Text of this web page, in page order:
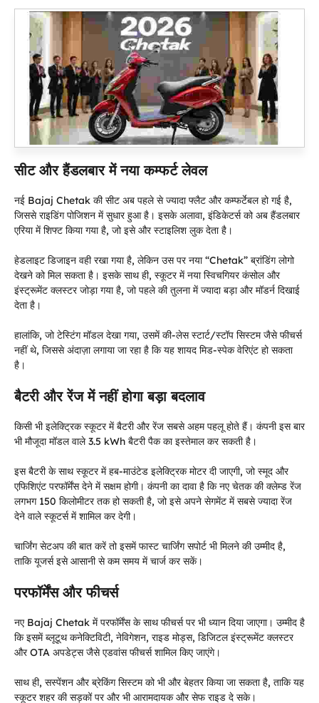
सीट और हैंडलबार में नया कम्फर्ट लेवल
नई Bajaj Chetak की सीट अब पहले से ज्यादा फ्लैट और कम्फर्टेबल हो गई है,
जिससे राइडिंग पोजिशन में सुधार हुआ है। इसके अलावा, इंडिकेटर्स को अब हैंडलबार
एरिया में शिफ्ट किया गया है, जो इसे और स्टाइलिश लुक देता है।
हेडलाइट डिजाइन वही रखा गया है, लेकिन उस पर नया “Chetak” ब्रांडिंग लोगो
देखने को मिल सकता है। इसके साथ ही, स्कूटर में नया स्विचगियर कंसोल और
इंस्ट्रूमेंट क्लस्टर जोड़ा गया है, जो पहले की तुलना में ज्यादा बड़ा और मॉडर्न दिखाई
देता है।
हालांकि, जो टेस्टिंग मॉडल देखा गया, उसमें की-लेस स्टार्ट/स्टॉप सिस्टम जैसे फीचर्स
नहीं थे, जिससे अंदाज़ा लगाया जा रहा है कि यह शायद मिड-स्पेक वेरिएंट हो सकता
है।
बैटरी और रेंज में नहीं होगा बड़ा बदलाव
किसी भी इलेक्ट्रिक स्कूटर में बैटरी और रेंज सबसे अहम पहलू होते हैं। कंपनी इस बार
भी मौजूदा मॉडल वाले 3.5 kWh बैटरी पैक का इस्तेमाल कर सकती है।
इस बैटरी के साथ स्कूटर में हब-माउंटेड इलेक्ट्रिक मोटर दी जाएगी, जो स्मूद और
एफिशिएंट परफॉर्मेंस देने में सक्षम होगी। कंपनी का दावा है कि नए चेतक की क्लेम्ड रेंज
लगभग 150 किलोमीटर तक हो सकती है, जो इसे अपने सेगमेंट में सबसे ज्यादा रेंज
देने वाले स्कूटर्स में शामिल कर देगी।
चार्जिंग सेटअप की बात करें तो इसमें फास्ट चार्जिंग सपोर्ट भी मिलने की उम्मीद है,
ताकि यूजर्स इसे आसानी से कम समय में चार्ज कर सकें।
परफॉर्मेंस और फीचर्स
नए Bajaj Chetak में परफॉर्मेंस के साथ फीचर्स पर भी ध्यान दिया जाएगा। उम्मीद है
कि इसमें ब्लूटूथ कनेक्टिविटी, नेविगेशन, राइड मोड्स, डिजिटल इंस्ट्रूमेंट क्लस्टर
और OTA अपडेट्स जैसे एडवांस फीचर्स शामिल किए जाएंगे।
साथ ही, सस्पेंशन और ब्रेकिंग सिस्टम को भी और बेहतर किया जा सकता है, ताकि यह
स्कूटर शहर की सड़कों पर और भी आरामदायक और सेफ राइड दे सके।